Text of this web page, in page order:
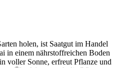
holen, ist Saatgut im Handel
in einem nährstoffreichen Boden
voller Sonne, erfreut Pflanze und